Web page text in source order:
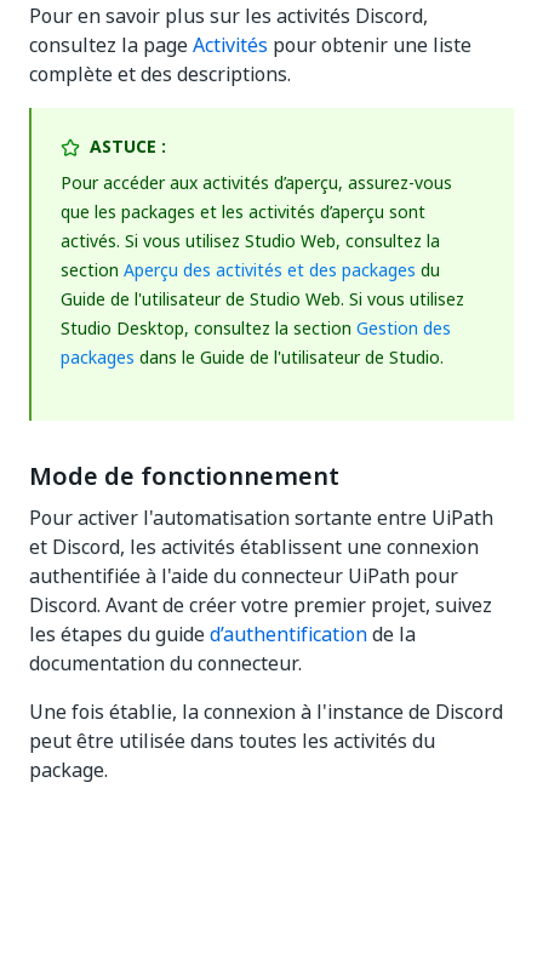
Pour en savoir plus sur les activités Discord,
consultez la pageActivités pour obtenir une liste
complète et des descriptions.
ASTUCE :
Pour accéder aux activités d’aperçu, assurez-vous
que les packages et les activités d’aperçu sont
activés. Si vous utilisez Studio Web, consultez la
section Aperçu des activités et des packages du
Guide de l'utilisateur de Studio Web. Si vous utilisez
Studio Desktop, consultez la section Gestion des
packages dans le Guide de l'utilisateur de Studio.
Mode de fonctionnement
Pour activer l'automatisation sortante entre UiPath
et Discord, les activités établissent une connexion
authentifiée à l'aide du connecteur UiPath pour
Discord. Avant de créer votre premier projet, suivez
les étapes du guided’authentificationde la
documentation du connecteur.
Une fois établie, la connexion à l'instance de Discord
peut être utilisée dans toutes les activités du
package.